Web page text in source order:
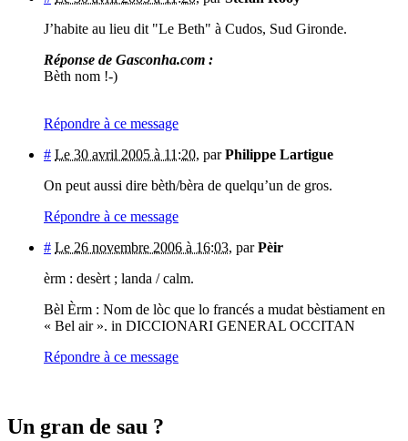
J’habite au lieu dit "Le Beth" à Cudos, Sud Gironde.
Réponse de Gasconha.com :
Bèth nom !-)
Répondre à ce message
# Le 30 avril 2005 à 11:20, parPhilippe Lartigue
On peut aussi dire bèth/bèra de quelqu’un de gros.
Répondre à ce message
# Le 26 novembre 2006 à 16:03, parPèir
èrm : desèrt ; landa / calm.
Bèl Èrm : Nom de lòc que lo francés a mudat bèstiament en
« Bel air ». in DICCIONARI GENERAL OCCITAN
Répondre à ce message
Un gran de sau ?